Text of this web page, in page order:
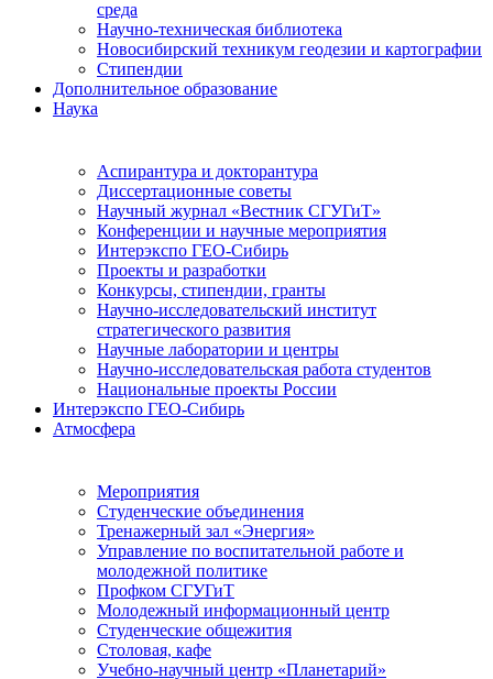
среда
Научно-техническая библиотека
Новосибирский техникум геодезии и картографии
Стипендии
Дополнительное образование
Наука
Аспирантура и докторантура
Диссертационные советы
Научный журнал «Вестник СГУГиТ»
Конференции и научные мероприятия
Интерэкспо ГЕО-Сибирь
Проекты и разработки
Конкурсы, стипендии, гранты
Научно-исследовательский институт
стратегического развития
Научные лаборатории и центры
Научно-исследовательская работа студентов
Национальные проекты России
Интерэкспо ГЕО-Сибирь
Атмосфера
Мероприятия
Студенческие объединения
Тренажерный зал «Энергия»
Управление по воспитательной работе и
молодежной политике
Профком СГУГиТ
Молодежный информационный центр
Студенческие общежития
Столовая, кафе
Учебно-научный центр «Планетарий»